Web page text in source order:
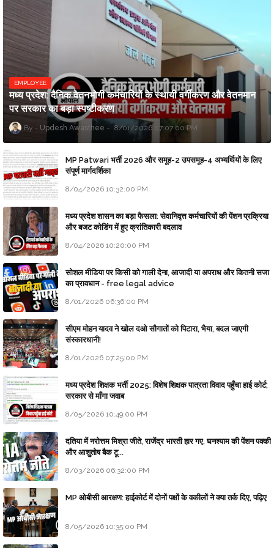
EMPLOYEE
मध्य प्रदेश: दैनिक वेतनभोगी कर्मचारियों के स्थायी वर्गीकरण और वेतनमान
पर सरकार का बड़ा स्पष्टीकरण
Updesh Awasthee 8/01/2026 07:07:00 PM
MP Patwari भर्ती 2026 और समूह-2 उपसमूह-4 अभ्यर्थियों के लिए
संपूर्ण मार्गदर्शिका
8/04/2026 10:32:00 PM
मध्य प्रदेश शासन का बड़ा फैसला: सेवानिवृत्त कर्मचारियों की पेंशन प्रक्रिया
और बजट कोडिंग में हुए क्रांतिकारी बदलाव
8/04/2026 10:20:00 PM
सोशल मीडिया पर किसी को गाली देना, आजादी या अपराध और कितनी सजा
का प्रावधान - free legal advice
8/01/2026 06:36:00 PM
सीएम मोहन यादव ने खोल दओ सौगातों को पिटारा, भैया, बदल जाएगी
संस्कारधानी!
8/01/2026 07:25:00 PM
मध्य प्रदेश शिक्षक भर्ती 2025: विशेष शिक्षक पात्रता विवाद पहुँचा हाई कोर्ट;
सरकार से माँगा जवाब
8/05/2026 10:49:00 PM
दतिया में नरोत्तम मिश्रा जीते, राजेंद्र भारती हार गए, घनश्याम की पेंशन पक्की
और आशुतोष बैक टू...
8/03/2026 06:32:00 PM
MP ओबीसी आरक्षण: हाईकोर्ट में दोनों पक्षों के वकीलों ने क्या तर्क दिए, पढ़िए
8/05/2026 10:35:00 PM